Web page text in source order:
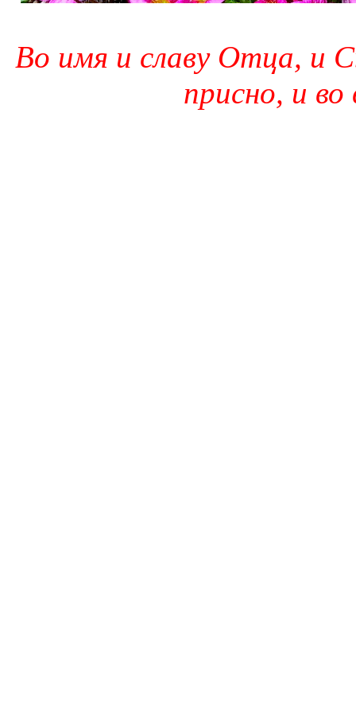
Во имя и славу Отца, и
присно, и во